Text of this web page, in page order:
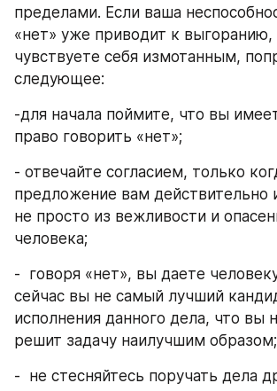
пределами. Если ваша
«нет» уже приводит к
чувствуете себя измотанным,
следующее:
-для начала поймите, что вы
право говорить «нет»;
- отвечайте согласием, только
предложение вам действительно
не просто из вежливости и
человека;
-  говоря «нет», вы даете
сейчас вы не самый лучший
исполнения данного дела, что вы
решит задачу наилучшим образом;
-  не стесняйтесь поручать дела